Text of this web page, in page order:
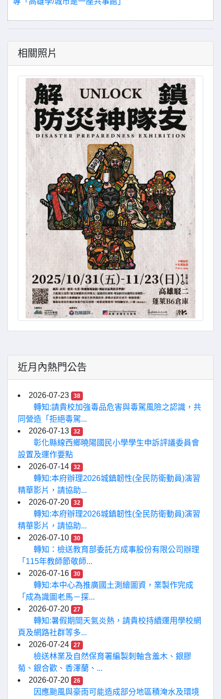
相關照片
近月內熱門公告
2026-07-23 38
轉知:請貴校加強毒品危害與毒駕風險之認識，共
同營造「拒絕毒駕...
2026-07-13
32
彰化縣線西鄉曉陽國民小學學生申訴評議委員會
設置及運作要點
2026-07-14
32
轉知:本府辦理2026城鎮韌性(全民防衛動員)演習
精華影片，請協助...
2026-07-20
32
轉知:本府辦理2026城鎮韌性(全民防衛動員)演習
精華影片，請協助...
2026-07-10
30
轉知：檢送教育部委託方成事股份有限公司辦理
「115年教師節敬師...
2026-07-16
30
轉知:本中心為推廣國土測繪圖資，業製作完成
「成為識圖老馬－探...
2026-07-20
27
轉知:暑假期間天氣炎熱，請貴校持續運用學校網
頁及網路社群等多...
2026-07-24
27
檢送林業及自然保育署編製刺軸含羞木、銀膠
菊、銀合歡、香澤蘭、...
2026-07-20
26
因應颱風與豪雨可能造成部分地區積淹水及環境